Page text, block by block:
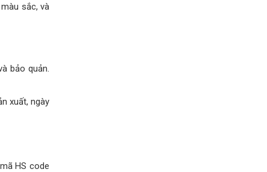
sắc, và
bảo quản.
xuất, ngày
HS code